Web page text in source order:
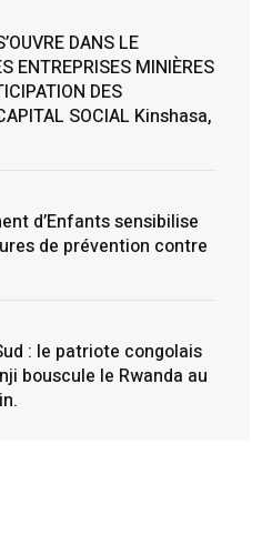
DANS LE
ENTREPRISES MINIÈRES
DES
SOCIAL Kinshasa,
d’Enfants sensibilise
de prévention contre
: le patriote congolais
bouscule le Rwanda au